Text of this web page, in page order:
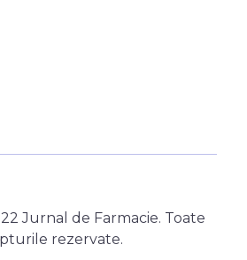
Jurnal de Farmacie. Toate
rezervate.